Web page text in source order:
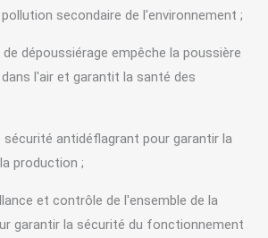
secondaire de l'environnement ;
dépoussiérage empêche la poussière
l'air et garantit la santé des
sécurité antidéflagrant pour garantir la
production ;
et contrôle de l'ensemble de la
garantir la sécurité du fonctionnement